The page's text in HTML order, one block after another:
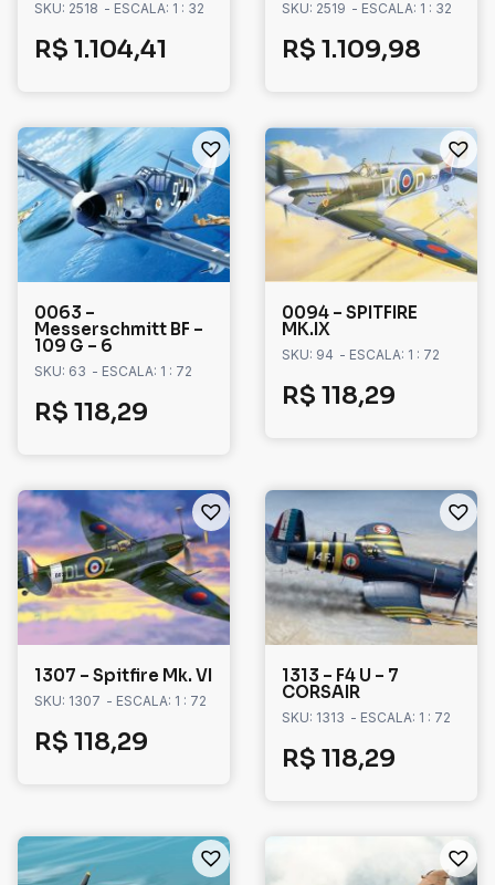
SKU: 2518 - ESCALA: 1 : 32
R$ 1.104,41
SKU: 2519 - ESCALA: 1 : 32
R$ 1.109,98
0063 –
Messerschmitt BF –
109 G – 6
SKU: 63 - ESCALA: 1 : 72
R$ 118,29
0094 – SPITFIRE
MK.IX
SKU: 94 - ESCALA: 1 : 72
R$ 118,29
1307 – Spitfire Mk. VI
SKU: 1307 - ESCALA: 1 : 72
R$ 118,29
1313 – F4 U – 7
CORSAIR
SKU: 1313 - ESCALA: 1 : 72
R$ 118,29